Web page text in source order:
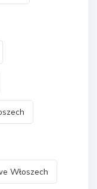
Włoszech